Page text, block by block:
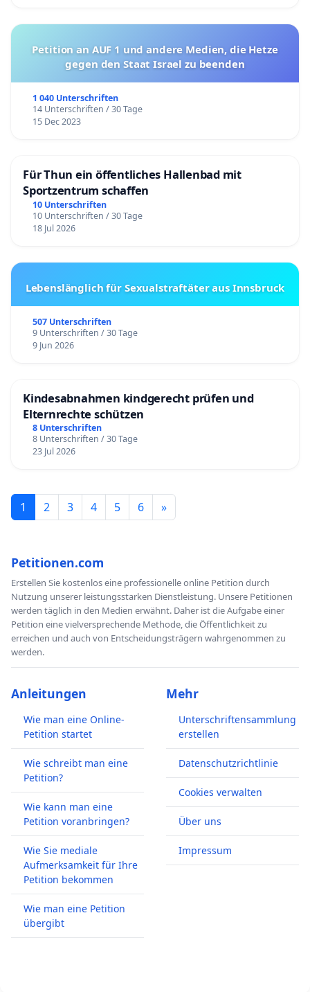
Petition an AUF 1 und andere Medien, die Hetze
gegen den Staat Israel zu beenden
1 040 Unterschriften
14 Unterschriften / 30 Tage
15 Dec 2023
Für Thun ein öffentliches Hallenbad mit
Sportzentrum schaffen
10 Unterschriften
10 Unterschriften / 30 Tage
18 Jul 2026
Lebenslänglich für Sexualstraftäter aus Innsbruck
507 Unterschriften
9 Unterschriften / 30 Tage
9 Jun 2026
Kindesabnahmen kindgerecht prüfen und
Elternrechte schützen
8 Unterschriften
8 Unterschriften / 30 Tage
23 Jul 2026
1 2 3 4 5 6 »
Petitionen.com
Erstellen Sie kostenlos eine professionelle online Petition durch
Nutzung unserer leistungsstarken Dienstleistung. Unsere Petitionen
werden täglich in den Medien erwähnt. Daher ist die Aufgabe einer
Petition eine vielversprechende Methode, die Öffentlichkeit zu
erreichen und auch von Entscheidungsträgern wahrgenommen zu
werden.
Anleitungen
Wie man eine Online-
Petition startet
Wie schreibt man eine
Petition?
Wie kann man eine
Petition voranbringen?
Wie Sie mediale
Aufmerksamkeit für Ihre
Petition bekommen
Wie man eine Petition
übergibt
Mehr
Unterschriftensammlung
erstellen
Datenschutzrichtlinie
Cookies verwalten
Über uns
Impressum